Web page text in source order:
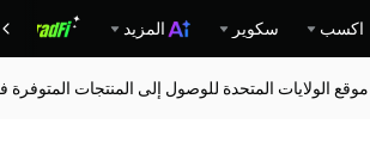
اكسب سكوير المزيد
الولايات المتحدة للوصول إلى المنتجات